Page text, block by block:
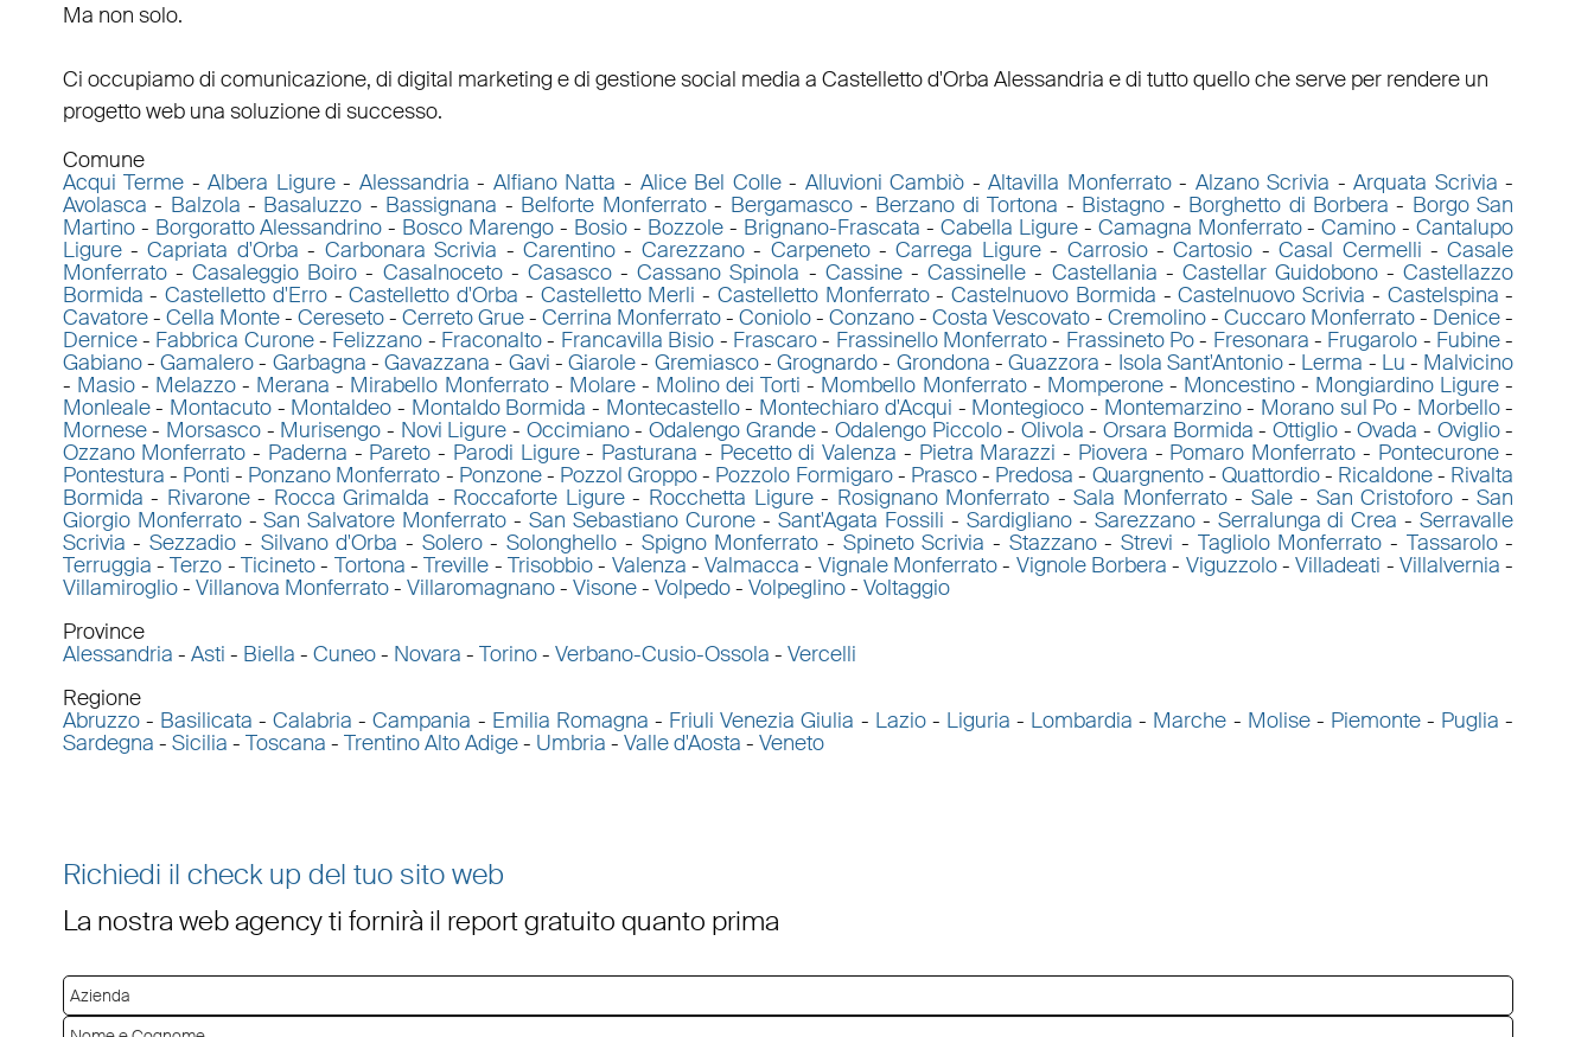
Ma non solo.
Ci occupiamo di comunicazione, di digital marketing e di gestione social media a Castelletto d'Orba Alessandria e di tutto quello che serve per rendere un
progetto web una soluzione di successo.
Comune
Acqui Terme -Albera Ligure- Alessandria - Alfiano Natta - Alice Bel Colle- Alluvioni Cambiò -Altavilla Monferrato- Alzano Scrivia -Arquata Scrivia -
Avolasca - Balzola - Basaluzzo - Bassignana - Belforte Monferrato- Bergamasco- Berzano di Tortona - Bistagno - Borghetto di Borbera - Borgo San
Martino- Borgoratto Alessandrino - Bosco Marengo - Bosio - Bozzole - Brignano-Frascata - Cabella Ligure- Camagna Monferrato-Camino -Cantalupo
Ligure-Capriata d'Orba - Carbonara Scrivia - Carentino- Carezzano- Carpeneto-Carrega Ligure- Carrosio-Cartosio -Casal Cermelli -Casale
Monferrato-Casaleggio Boiro - Casalnoceto- Casasco-Cassano Spinola - Cassine-Cassinelle - Castellania - Castellar Guidobono -Castellazzo
Bormida -Castelletto d'Erro-Castelletto d'Orba - Castelletto Merli - Castelletto Monferrato-Castelnuovo Bormida -Castelnuovo Scrivia - Castelspina -
Cavatore- Cella Monte- Cereseto- Cerreto Grue- Cerrina Monferrato-Coniolo-Conzano-Costa Vescovato-Cremolino-Cuccaro Monferrato- Denice-
Dernice- Fabbrica Curone- Felizzano - Fraconalto- Francavilla Bisio - Frascaro- Frassinello Monferrato- Frassineto Po- Fresonara - Frugarolo - Fubine-
Gabiano-Gamalero- Garbagna -Gavazzana - Gavi -Giarole- Gremiasco-Grognardo- Grondona -Guazzora - Isola Sant'Antonio- Lerma - Lu - Malvicino
- Masio- Melazzo - Merana - Mirabello Monferrato- Molare- Molino dei Torti - Mombello Monferrato- Momperone- Moncestino- Mongiardino Ligure -
Monleale- Montacuto - Montaldeo - Montaldo Bormida - Montecastello- Montechiaro d'Acqui - Montegioco - Montemarzino- Morano sul Po - Morbello-
Mornese- Morsasco- Murisengo - Novi Ligure - Occimiano- Odalengo Grande- Odalengo Piccolo- Olivola -Orsara Bormida -Ottiglio -Ovada - Oviglio-
Ozzano Monferrato - Paderna - Pareto - Parodi Ligure- Pasturana - Pecetto di Valenza - Pietra Marazzi - Piovera - Pomaro Monferrato - Pontecurone-
Pontestura - Ponti - Ponzano Monferrato - Ponzone- Pozzol Groppo- Pozzolo Formigaro- Prasco- Predosa - Quargnento- Quattordio- Ricaldone- Rivalta
Bormida - Rivarone- Rocca Grimalda - Roccaforte Ligure- Rocchetta Ligure- Rosignano Monferrato -Sala Monferrato- Sale- San Cristoforo -San
Giorgio Monferrato-San Salvatore Monferrato -San Sebastiano Curone - Sant'Agata Fossili - Sardigliano- Sarezzano- Serralunga di Crea -Serravalle
Scrivia -Sezzadio - Silvano d'Orba - Solero-Solonghello - Spigno Monferrato - Spineto Scrivia - Stazzano-Strevi - Tagliolo Monferrato - Tassarolo-
Terruggia -Terzo - Ticineto- Tortona -Treville - Trisobbio- Valenza -Valmacca - Vignale Monferrato- Vignole Borbera - Viguzzolo-Villadeati -Villalvernia -
Villamiroglio- Villanova Monferrato- Villaromagnano- Visone- Volpedo- Volpeglino- Voltaggio
Province
Alessandria - Asti - Biella - Cuneo- Novara - Torino- Verbano-Cusio-Ossola - Vercelli
Regione
Abruzzo- Basilicata -Calabria -Campania - Emilia Romagna - Friuli Venezia Giulia - Lazio- Liguria - Lombardia - Marche - Molise- Piemonte - Puglia -
Sardegna - Sicilia - Toscana - Trentino Alto Adige- Umbria - Valle d'Aosta - Veneto
Richiedi il check up del tuo sito web
La nostra web agency ti fornirà il report gratuito quanto prima